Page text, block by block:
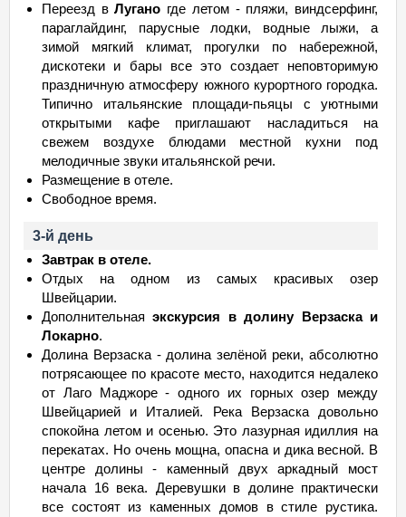
Переезд вЛугано где летом - пляжи, виндсерфинг,
параглайдинг, парусные лодки, водные лыжи, а
зимой мягкий климат, прогулки по набережной,
дискотеки и бары все это создает неповторимую
праздничную атмосферу южного курортного городка.
Типично итальянские площади-пьяцы с уютными
открытыми кафе приглашают насладиться на
свежем воздухе блюдами местной кухни под
мелодичные звуки итальянской речи.
Размещение в отеле.
Свободное время.
3-й день
Завтрак в отеле.
Отдых на одном из самых красивых озер
Швейцарии.
Дополнительнаяэкскурсия в долину Верзаска и
Локарно.
Долина Верзаска - долина зелёной реки, абсолютно
потрясающее по красоте место, находится недалеко
от Лаго Маджоре - одного их горных озер между
Швейцарией и Италией. Река Верзаска довольно
спокойна летом и осенью. Это лазурная идиллия на
перекатах. Но очень мощна, опасна и дика весной. В
центре долины - каменный двух аркадный мост
начала 16 века. Деревушки в долине практически
все состоят из каменных домов в стиле рустика.